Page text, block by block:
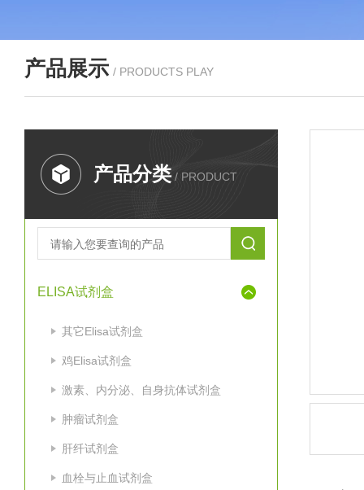
产品展示 / PRODUCTS PLAY
产品分类 / PRODUCT
ELISA试剂盒
其它Elisa试剂盒
鸡Elisa试剂盒
激素、内分泌、自身抗体试剂盒
肿瘤试剂盒
肝纤试剂盒
血栓与止血试剂盒